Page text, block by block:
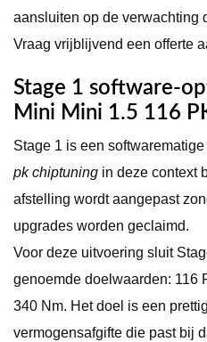
aansluiten op de verwachting
Vraag vrijblijvend een offerte
Stage 1 software-
Mini Mini 1.5 116
Stage 1 is een
pk chiptuning in deze context
afstelling wordt aangepast
upgrades worden geclaimd.
Voor deze uitvoering sluit
genoemde doelwaarden: 116
340 Nm. Het doel is een
vermogensafgifte die past bij